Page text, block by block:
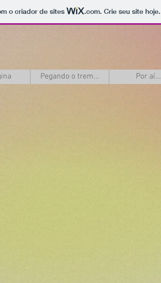
o criador de sites .com. Crie seu site hoje.
Pegando o trem... Por aí...